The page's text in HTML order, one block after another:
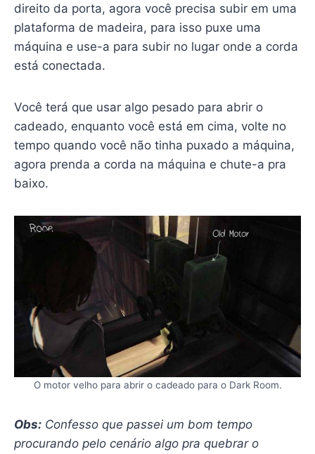
direito da porta, agora você precisa subir em uma
plataforma de madeira, para isso puxe uma
máquina e use-a para subir no lugar onde a corda
está conectada.
Você terá que usar algo pesado para abrir o
cadeado, enquanto você está em cima, volte no
tempo quando você não tinha puxado a máquina,
agora prenda a corda na máquina e chute-a pra
baixo.
O motor velho para abrir o cadeado para o Dark Room.
Obs:Confesso que passei um bom tempo
procurando pelo cenário algo pra quebrar o